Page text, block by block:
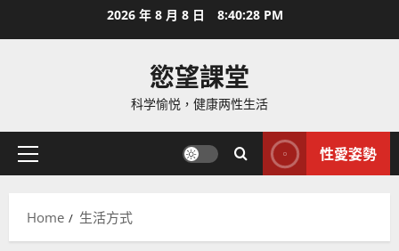
2026 年 8 月 8 日 8:40:29 PM
慾望課堂
科学愉悦，健康两性生活
Primary
性愛姿勢
Home 生活方式